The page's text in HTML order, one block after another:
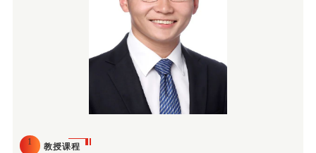
1
教授课程